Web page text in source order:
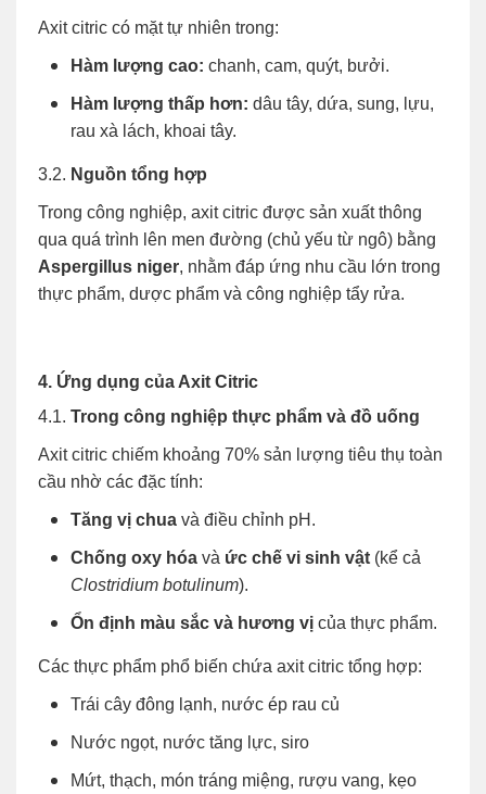
Axit citric có mặt tự nhiên trong:
Hàm lượng cao: chanh, cam, quýt, bưởi.
Hàm lượng thấp hơn: dâu tây, dứa, sung, lựu,
rau xà lách, khoai tây.
3.2. Nguồn tổng hợp
Trong công nghiệp, axit citric được sản xuất thông
qua quá trình lên men đường (chủ yếu từ ngô) bằng
Aspergillus niger, nhằm đáp ứng nhu cầu lớn trong
thực phẩm, dược phẩm và công nghiệp tẩy rửa.
4. Ứng dụng của Axit Citric
4.1. Trong công nghiệp thực phẩm và đồ uống
Axit citric chiếm khoảng 70% sản lượng tiêu thụ toàn
cầu nhờ các đặc tính:
Tăng vị chua và điều chỉnh pH.
Chống oxy hóa và ức chế vi sinh vật (kể cả
Clostridium botulinum).
Ổn định màu sắc và hương vị của thực phẩm.
Các thực phẩm phổ biến chứa axit citric tổng hợp:
Trái cây đông lạnh, nước ép rau củ
Nước ngọt, nước tăng lực, siro
Mứt, thạch, món tráng miệng, rượu vang, kẹo